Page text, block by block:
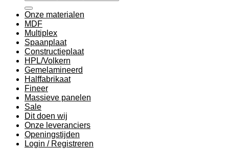
naar:
Onze materialen
MDF
Multiplex
Spaanplaat
Constructieplaat
HPL/Volkern
Gemelamineerd
Halffabrikaat
Fineer
Massieve panelen
Sale
Dit doen wij
Onze leveranciers
Openingstijden
Login / Registreren